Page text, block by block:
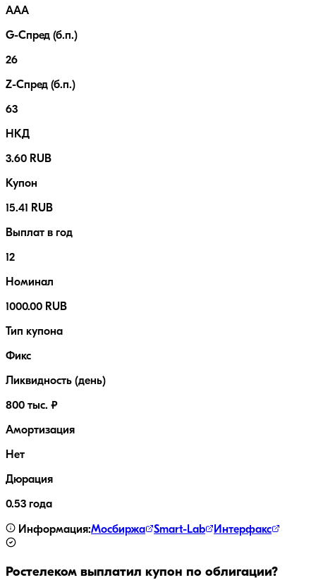
AAA
G-Спред (б.п.)
26
Z-Спред (б.п.)
63
НКД
3.60 RUB
Купон
15.41 RUB
Выплат в год
12
Номинал
1000.00 RUB
Тип купона
Фикс
Ликвидность (день)
800 тыс. ₽
Амортизация
Нет
Дюрация
0.53 года
Информация:Мосбиржа Smart-Lab Интерфакс
Ростелеком выплатил купон по облигации?